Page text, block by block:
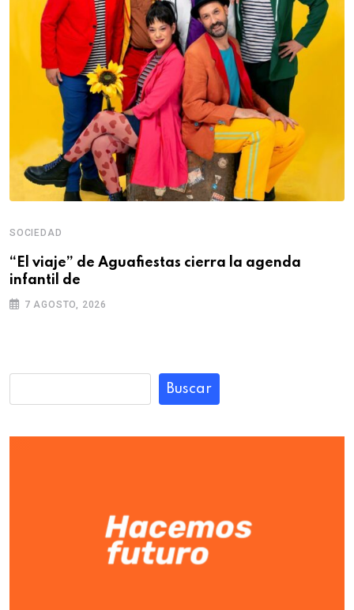
SOCIEDAD
“El viaje” de Aguafiestas cierra la agenda
infantil de
7 AGOSTO, 2026
Buscar